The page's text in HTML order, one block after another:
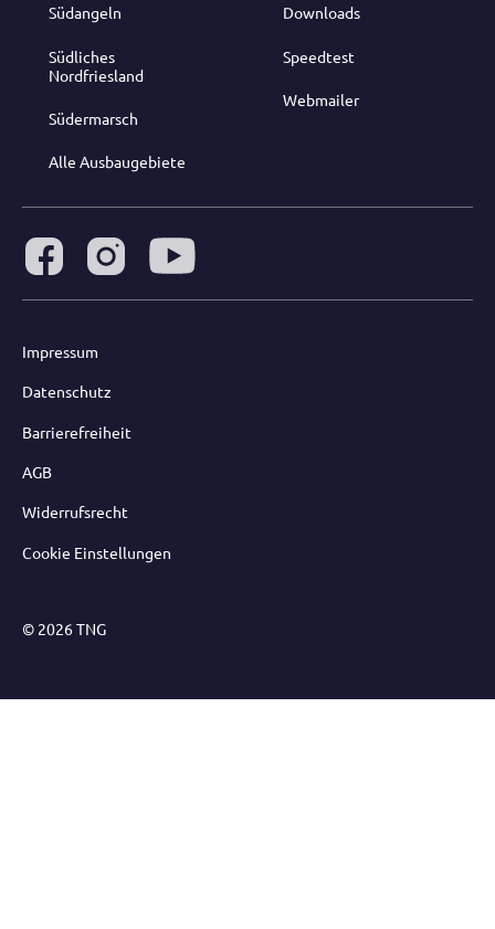
Südangeln
Südliches
Nordfriesland
Südermarsch
Alle Ausbaugebiete
Downloads
Speedtest
Webmailer
Impressum
Datenschutz
Barrierefreiheit
AGB
Widerrufsrecht
Cookie Einstellungen
© 2026 TNG